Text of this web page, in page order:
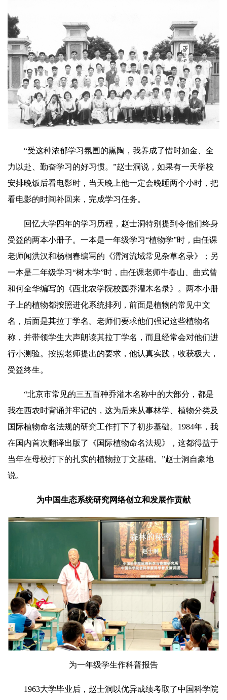
“受这种浓郁学习氛围的熏陶，我养成了惜时如金、全
力以赴、勤奋学习的好习惯。”赵士洞说，如果有一天学校
安排晚饭后看电影时，当天晚上他一定会晚睡两个小时，把
看电影的时间补回来，完成学习任务。
回忆大学四年的学习历程，赵士洞特别提到令他们终身
受益的两本小册子。一本是一年级学习“植物学”时，由任课
老师闻洪汉和杨桐春编写的《渭河流域常见杂草名录》；另
一本是二年级学习“树木学”时，由任课老师牛春山、曲式曾
和何全华编写的《西北农学院校园乔灌木名录》。两本小册
子上的植物都按照进化系统排列，前面是植物的常见中文
名，后面是其拉丁学名。老师们要求他们强记这些植物名
称，并带领学生大声朗读其拉丁学名，而且经常会对他们进
行小测验。按照老师提出的要求，他认真实践，收获极大，
受益终生。
“北京市常 见的三五百种乔灌木名称中的大部分，都是
我在西农时背诵并牢记的，这为后来从事林学、植物分类及
国际植物命名法规的研究工作打下了初步基础。1984年，我
在国内首次翻译出版了《国际植物命名法规》，这都得益于
当年在母校打下的扎实的植物拉丁文基础。”赵士洞自豪地
说。
为中国生态系统研究网络创立和发展作贡献
为一年级学生作科普报告
1963大学毕业后，赵士洞以优异成绩考取了中国科学院